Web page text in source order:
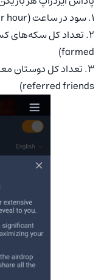
1. سود در ساعت (Profit per hour)
farmed)
referred friends)